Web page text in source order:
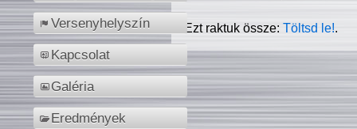
Versenyhelyszín
Kapcsolat
Galéria
Eredmények
Ezt raktuk össze:Töltsd le!.